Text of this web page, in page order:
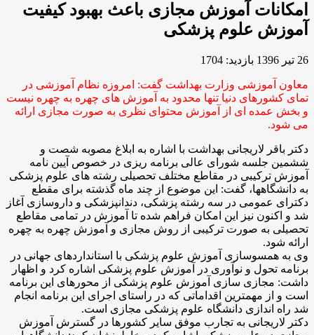
امکانات آموزش مجازی باعث بهبود کیفیت
آموزش علوم پزشکی
26 تیر 1396 بازدید: 1704
معاون آموزشی وزارت بهداشت گفت: امروزه نظام آموزشی در
تمای کشورهای دنیا تنها محدود به آموزش های چهره به چهره نیست
و بخش عمده ای از آموزش محتوای نظری به صورت مجازی ارائه
می شود.
دکتر باقر لاریجانی بهداشت با اشاره به ابلاغ مصوبه شصت و
ششمین جلسه شورای عالی برنامه ریزی در خصوص آیین نامه
آموزش ترکیبی در مقاطع مختلف تحصیلی رشته های علوم پزشکی
به دانشگاهها، گفت: این موضوع از چند ماه گذشته برای مقطع
دکترای عمومی در سه رشته پزشکی، دندانپزشکی و داروسازی آغاز
شد و اکنون نیز این امکان فراهم شده تا آموزش در تمامی مقاطع
تحصیلی به صورت ترکیبی از روش مجازی و آموزش چهره به چهره
ارائه شود.
وی به همسوسازی آموزش علوم پزشکی با استانداردهای جهانی در
برنامه تحول و نوآوری در آموزش علوم پزشکی اشاره کرد و اظهار
داشت: مجازی سازی آموزش علوم پزشکی از محورهای این برنامه
است و از مهمترین اقداماتی که در راستای اجرای این برنامه انجام
شد راه اندازی دانشگاه علوم پزشکی مجازی است.
دکتر لاریجانی به تجارب موفق سایر کشورها در گسترش آموزش